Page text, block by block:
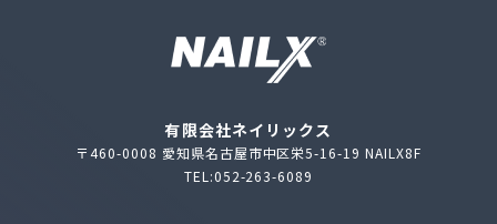
有限会社ネイリックス
〒460-0008 愛知県名古屋市中区栄5-16-19 NAILX8F
TEL:052-263-6089